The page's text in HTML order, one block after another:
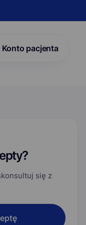
Konto pacjenta
się z